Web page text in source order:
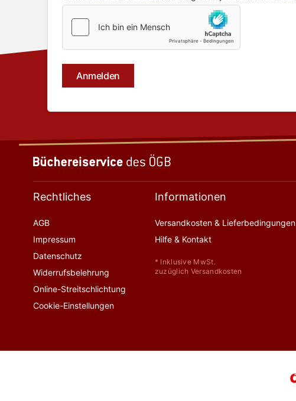
Rechtliches
AGB
Impressum
Datenschutz
Widerrufsbelehrung
Online-Streitschlichtung
Cookie-Einstellungen
Informationen
Versandkosten & Lieferbedingungen
Hilfe & Kontakt
* Inklusive MwSt.
zuzüglich Versandkosten